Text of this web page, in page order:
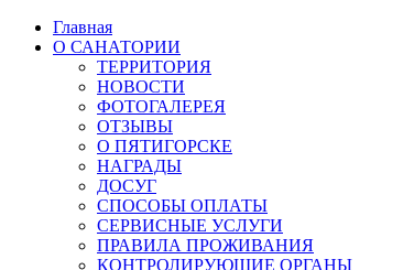
Главная
О САНАТОРИИ
ТЕРРИТОРИЯ
НОВОСТИ
ФОТОГАЛЕРЕЯ
ОТЗЫВЫ
О ПЯТИГОРСКЕ
НАГРАДЫ
ДОСУГ
СПОСОБЫ ОПЛАТЫ
СЕРВИСНЫЕ УСЛУГИ
ПРАВИЛА ПРОЖИВАНИЯ
КОНТРОЛИРУЮЩИЕ ОРГАНЫ